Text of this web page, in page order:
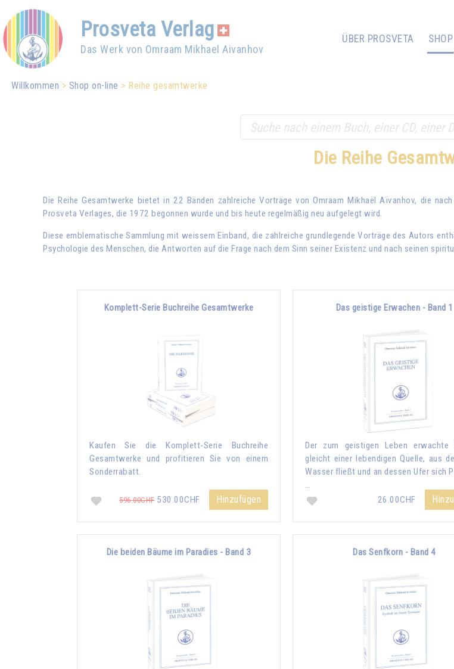
Prosveta Verlag
Das Werk von Omraam Mikhael Aivanhov
ÜBER PROSVETA SHOP
Willkommen Shop on-line Reihe gesamtwerke
Die Reihe
Die Reihe Gesamtwerke bietet in 22 Bänden zahlreiche Vorträge vonOmraam Mikhaël Aïvanhov, die
Prosveta Verlages, die 1972 begonnen wurde und bis heute regelmäßig neu aufgelegt wird.
Diese emblematische Sammlung mit weissem Einband, die zahlreiche grundlegende Vorträge des Autors
Psychologie des Menschen, die Antworten auf die Frage nach dem Sinn seiner Existenz und nach seinen
Komplett-Serie Buchreihe Gesamtwerke
Kaufen Sie die Komplett-Serie Buchreihe
Gesamtwerke und profitieren Sie von einem
Sonderrabatt.
596.00CHF530.00CHF Hinzufügen
Das geistige Erwachen - Band 1
Der zum geistigen Leben erwachte
gleicht einer lebendigen Quelle, aus
Wasser fließt und an dessen Ufer sich
26.00CHF
Die beiden Bäume im Paradies - Band 3 Das Senfkorn - Band 4